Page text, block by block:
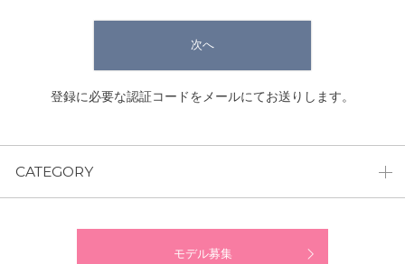
次へ
登録に必要な認証コードをメールにてお送りします。
CATEGORY
モデル募集